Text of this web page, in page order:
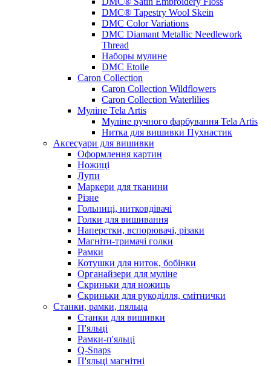
DMC® Tapestry Wool Skein
DMC Color Variations
DMC Diamant Metallic Needlework
Thread
Наборы мулине
DMC Etoile
Caron Collection
Caron Collection Wildflowers
Caron Collection Waterlilies
Муліне Tela Artis
Муліне ручного фарбування Tela Artis
Нитка для вишивки Пухнастик
Аксесуари для вишивки
Оформлення картин
Ножиці
Лупи
Маркери для тканини
Різне
Гольниці, нитковдівачі
Голки для вишивання
Наперстки, вспорювачі, різаки
Магніти-тримачі голки
Рамки
Котушки для ниток, бобінки
Органайзери для муліне
Скриньки для ножиць
Скриньки для рукоділля, смітнички
Станки, рамки, пяльца
Станки для вишивки
П'яльці
Рамки-п'яльці
Q-Snaps
П'яльці магнітні